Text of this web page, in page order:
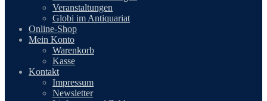
Veranstaltungen
Globi im Antiquariat
Online-Shop
Mein Konto
Warenkorb
Kasse
Kontakt
Impressum
Newsletter